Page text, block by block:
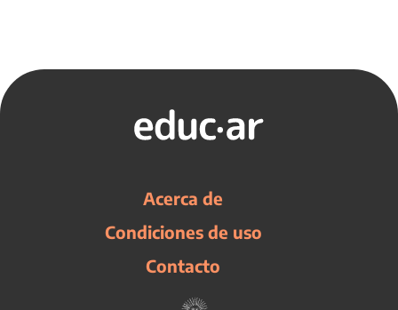
Acerca de
Condiciones de uso
Contacto